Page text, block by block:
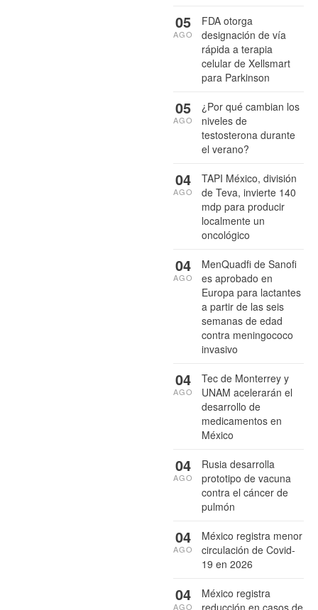
FDA otorga
designación de vía
rápida a terapia
celular de Xellsmart
para Parkinson
05
AGO
¿Por qué cambian los
niveles de
testosterona durante
el verano?
05
AGO
TAPI México, división
de Teva, invierte 140
mdp para producir
localmente un
oncológico
04
AGO
MenQuadfi de Sanofi
es aprobado en
Europa para lactantes
a partir de las seis
semanas de edad
contra meningococo
invasivo
04
AGO
Tec de Monterrey y
UNAM acelerarán el
desarrollo de
medicamentos en
México
04
AGO
Rusia desarrolla
prototipo de vacuna
contra el cáncer de
pulmón
04
AGO
México registra menor
circulación de Covid-
19 en 2026
04
AGO
México registra
04
AGO